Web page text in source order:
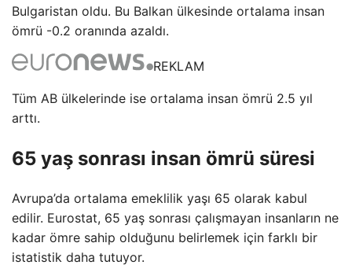
Bulgaristan oldu. Bu Balkan ülkesinde ortalama insan
ömrü -0.2 oranında azaldı.
REKLAM
Tüm AB ülkelerinde ise ortalama insan ömrü 2.5 yıl
arttı.
65 yaş sonrası insan ömrü süresi
Avrupa’da ortalama emeklilik yaşı 65 olarak kabul
edilir. Eurostat, 65 yaş sonrası çalışmayan insanların ne
kadar ömre sahip olduğunu belirlemek için farklı bir
istatistik daha tutuyor.